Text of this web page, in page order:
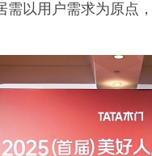
需以用户需求为原点